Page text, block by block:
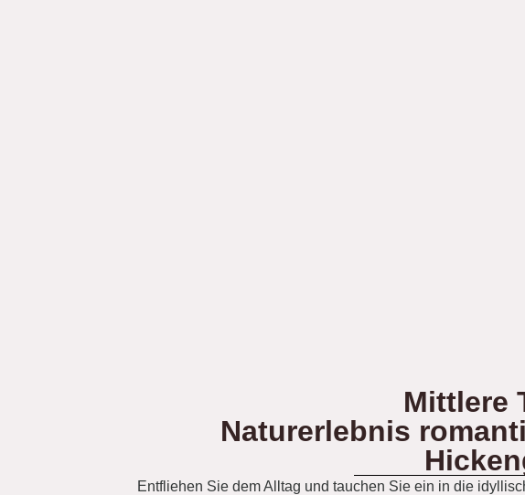
Mittlere
Naturerlebnis
Entfliehen Sie dem Alltag und tauchen Sie ein in die